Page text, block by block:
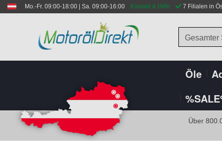
Mo.-Fr. 09:00-18:00 | Sa. 09:00-16:00 Kontakt & Hilfe 7 Filialen in
Gesamter
Öle
Über